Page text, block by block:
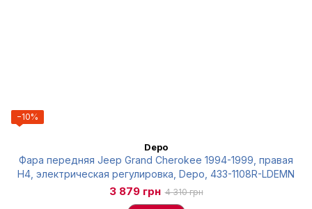
−10%
Depo
Фара передняя Jeep Grand Cherokee 1994-1999, правая
Н4, электрическая регулировка, Depo, 433-1108R-LDEMN
3 879 грн 4 310 грн